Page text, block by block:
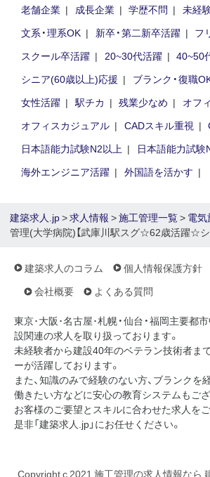
老舗企業
成長企業 学歴不問
未経
文系・理系OK
新卒・第二新卒活躍
フ
スクール卒活躍
20~30代活躍
40~50
シニア(60歳以上)応援
ブランク・復職
女性活躍
駅チカ 残業少なめ
オフ
オフィスカジュアル
CADスキル重視
日本語能力試験N2以上
日本語能力試験
海外エンジニア活躍
外国語を活かす
建築求人.jp>求人情報 >施工管理一覧> 電
管理(大学病院)【武庫川駅スグ☆62歳活躍☆
建築求人のコラム 個人情報保護方針
会社概要
よくある質問
東京･大阪･名古屋･札幌・仙台・福岡主要都
設関連の求人を取り扱っております。
未経験者から建設40年のベテラン技術者ま
ーが活躍しております。
また、知識のみで経験のない方、ブランクを
働きたい方などに安心の教育システムもござ
お客様のご要望とスキルに合わせた求人を
是非「建築求人.jp」にお任せください。
Copyright c 2021 施工管理の求人情報なら